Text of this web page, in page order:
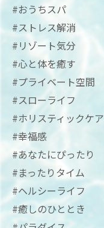
#おうちスパ
#ストレス解消
#リゾート気分
#心と体を癒す
#プライベート空間
#スローライフ
#ホリスティックケア
#幸福感
#あなたにぴったり
#まったりタイム
#ヘルシーライフ
#癒しのひととき